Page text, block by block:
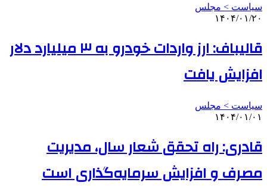
سیاست > مجلس
۱۴۰۴/۰۱/۲۰
قالیباف: ارز واردات خودرو به ۳ میلیارد دلار
افزایش یافت
سیاست > مجلس
۱۴۰۴/۰۱/۰۱
قادری: راه تحقق شعار سال، مدیریت
مصرف و افزایش سرمایه‌گذاری است